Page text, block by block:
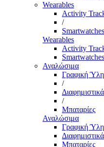
Wearables
Activity
/
Smartwatches
Wearables
Activity
Smartwatches
Αναλώσιμα
Γραφική Ύλη
/
/
Μπαταρίες
Αναλώσιμα
Γραφική Ύλη
Μπαταρίες